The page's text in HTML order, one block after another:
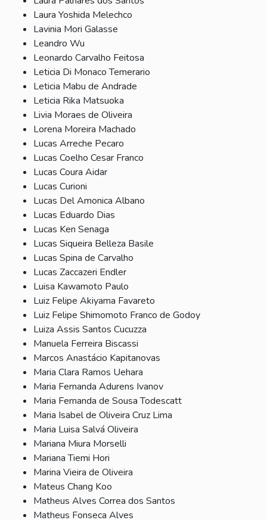
Laura Yoshida Melechco
Lavinia Mori Galasse
Leandro Wu
Leonardo Carvalho Feitosa
Leticia Di Monaco Temerario
Leticia Mabu de Andrade
Leticia Rika Matsuoka
Livia Moraes de Oliveira
Lorena Moreira Machado
Lucas Arreche Pecaro
Lucas Coelho Cesar Franco
Lucas Coura Aidar
Lucas Curioni
Lucas Del Amonica Albano
Lucas Eduardo Dias
Lucas Ken Senaga
Lucas Siqueira Belleza Basile
Lucas Spina de Carvalho
Lucas Zaccazeri Endler
Luisa Kawamoto Paulo
Luiz Felipe Akiyama Favareto
Luiz Felipe Shimomoto Franco de Godoy
Luiza Assis Santos Cucuzza
Manuela Ferreira Biscassi
Marcos Anastácio Kapitanovas
Maria Clara Ramos Uehara
Maria Fernanda Adurens Ivanov
Maria Fernanda de Sousa Todescatt
Maria Isabel de Oliveira Cruz Lima
Maria Luisa Salvá Oliveira
Mariana Miura Morselli
Mariana Tiemi Hori
Marina Vieira de Oliveira
Mateus Chang Koo
Matheus Alves Correa dos Santos
Matheus Fonseca Alves